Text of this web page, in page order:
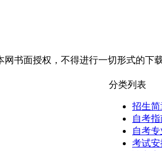
书面授权，不得进行一切形式的下
分类列表
招生简
自考
自考专
考试安